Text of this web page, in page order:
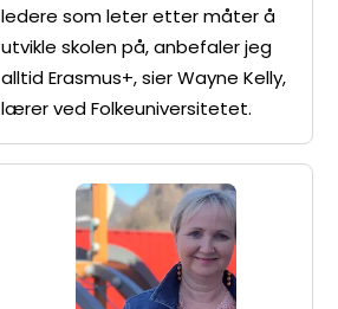
ledere som leter etter måter å
utvikle skolen på, anbefaler jeg
alltid Erasmus+, sier Wayne Kelly,
lærer ved Folkeuniversitetet.